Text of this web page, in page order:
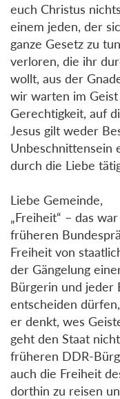
euch Christus
einem jeden, der
ganze Gesetz zu
verloren, die ihr
wollt, aus der
wir warten im
Gerechtigkeit, auf
Jesus gilt weder
Unbeschnittensein
durch die Liebe
Liebe Gemeinde,
„Freiheit“ – das
früheren
Freiheit von
der Gängelung
Bürgerin und jeder
entscheiden
er denkt, wes
geht den Staat
früheren DDR-
auch die Freiheit
dorthin zu reisen